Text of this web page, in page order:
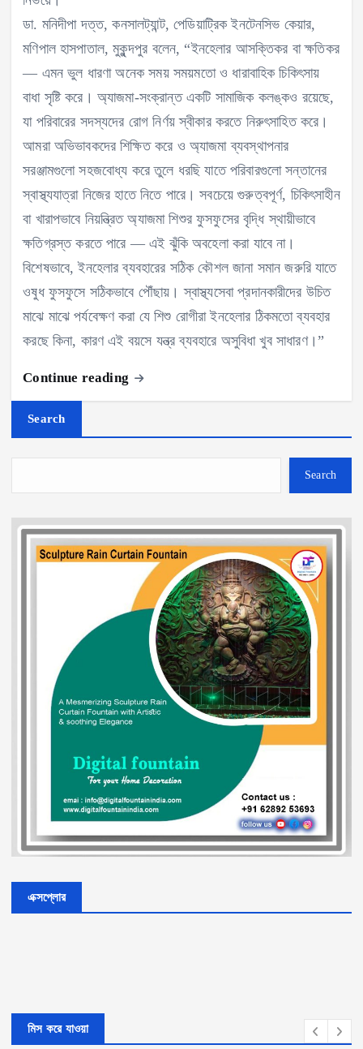
ডা. মনিদীপা দত্ত, কনসালট্যান্ট, পেডিয়াট্রিক ইনটেনসিভ কেয়ার,
মণিপাল হাসপাতাল, মুকুন্দপুর বলেন, “ইনহেলার আসক্তিকর বা ক্ষতিকর
— এমন ভুল ধারণা অনেক সময় সময়মতো ও ধারাবাহিক চিকিৎসায়
বাধা সৃষ্টি করে। অ্যাজমা-সংক্রান্ত একটি সামাজিক কলঙ্কও রয়েছে,
যা পরিবারের সদস্যদের রোগ নির্ণয় স্বীকার করতে নিরুৎসাহিত করে।
আমরা অভিভাবকদের শিক্ষিত করে ও অ্যাজমা ব্যবস্থাপনার
সরঞ্জামগুলো সহজবোধ্য করে তুলে ধরছি যাতে পরিবারগুলো সন্তানের
স্বাস্থ্যযাত্রা নিজের হাতে নিতে পারে। সবচেয়ে গুরুত্বপূর্ণ, চিকিৎসাহীন
বা খারাপভাবে নিয়ন্ত্রিত অ্যাজমা শিশুর ফুসফুসের বৃদ্ধি স্থায়ীভাবে
ক্ষতিগ্রস্ত করতে পারে — এই ঝুঁকি অবহেলা করা যাবে না।
বিশেষভাবে, ইনহেলার ব্যবহারের সঠিক কৌশল জানা সমান জরুরি যাতে
ওষুধ ফুসফুসে সঠিকভাবে পৌঁছায়। স্বাস্থ্যসেবা প্রদানকারীদের উচিত
মাঝে মাঝে পর্যবেক্ষণ করা যে শিশু রোগীরা ইনহেলার ঠিকমতো ব্যবহার
করছে কিনা, কারণ এই বয়সে যন্ত্র ব্যবহারে অসুবিধা খুব সাধারণ।”
Continue reading
Search
Search
এক্সপ্লোর
মিস করে যাওয়া